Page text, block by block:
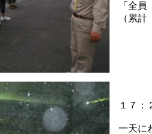
「全
（累
１７：
一天に